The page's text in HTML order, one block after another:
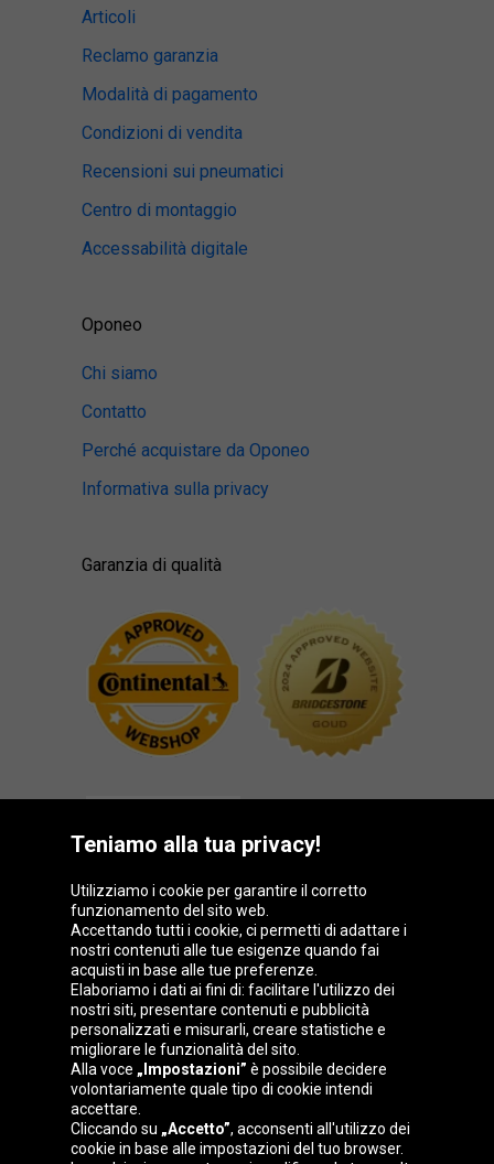
Articoli
Reclamo garanzia
Modalità di pagamento
Condizioni di vendita
Recensioni sui pneumatici
Centro di montaggio
Accessabilità digitale
Oponeo
Chi siamo
Contatto
Perché acquistare da Oponeo
Informativa sulla privacy
Garanzia di qualità
Gruppo Oponeo
Belgique
Česká
republika
Deutschland Éire
España
Teniamo alla tua privacy!
Utilizziamo i cookie per garantire il corretto
funzionamento del sito web.
Accettando tutti i cookie, ci permetti di adattare i
nostri contenuti alle tue esigenze quando fai
acquisti in base alle tue preferenze.
Elaboriamo i dati ai fini di: facilitare l'utilizzo dei
nostri siti, presentare contenuti e pubblicità
personalizzati e misurarli, creare statistiche e
migliorare le funzionalità del sito.
Alla voce „Impostazioni” è possibile decidere
volontariamente quale tipo di cookie intendi
accettare.
Cliccando su „Accetto”, acconsenti all'utilizzo dei
cookie in base alle impostazioni del tuo browser.